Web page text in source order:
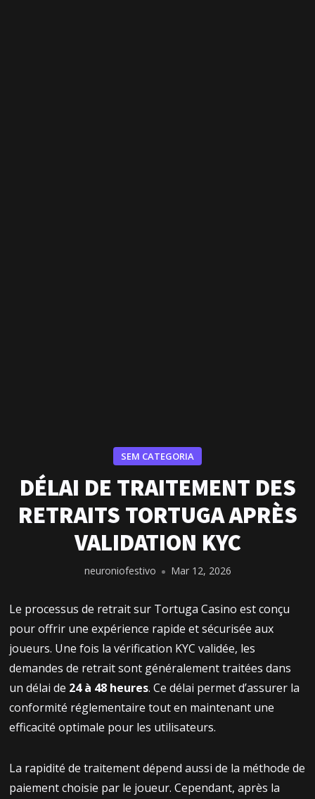
SEM CATEGORIA
DÉLAI DE TRAITEMENT DES
RETRAITS TORTUGA APRÈS
VALIDATION KYC
neuroniofestivo Mar 12, 2026
Le processus de retrait sur Tortuga Casino est conçu
pour offrir une expérience rapide et sécurisée aux
joueurs. Une fois la vérification KYC validée, les
demandes de retrait sont généralement traitées dans
un délai de 24 à 48 heures. Ce délai permet d’assurer la
conformité réglementaire tout en maintenant une
efficacité optimale pour les utilisateurs.
La rapidité de traitement dépend aussi de la méthode de
paiement choisie par le joueur. Cependant, après la